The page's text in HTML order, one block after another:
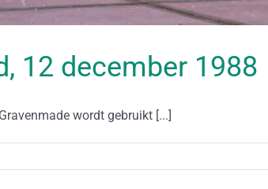
12 december 1988
wordt gebruikt [...]